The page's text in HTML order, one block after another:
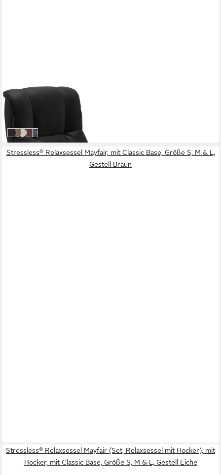
STRESSLESS®
Relaxsessel Mayfair
3.109,00 €
lieferbar in 8 Wochen
black BATICK
latte BATICK
cream BATICK
bordeaux BATICK
atlantic blue BATICK
weitere Farben:
Stressless® Relaxsessel Mayfair, mit Classic Base, Größe S, M & L,
Gestell Braun
Stressless® Relaxsessel Mayfair (Set, Relaxsessel mit Hocker), mit
Hocker, mit Classic Base, Größe S, M & L, Gestell Eiche